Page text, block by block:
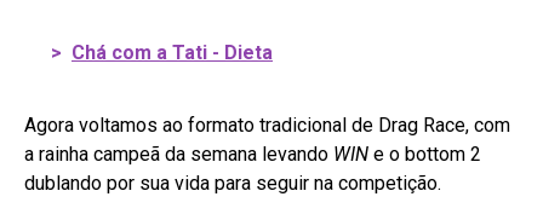
> Chá com a Tati - Dieta
Agora voltamos ao formato tradicional de Drag Race, com
a rainha campeã da semana levando WIN e o bottom 2
dublando por sua vida para seguir na competição.